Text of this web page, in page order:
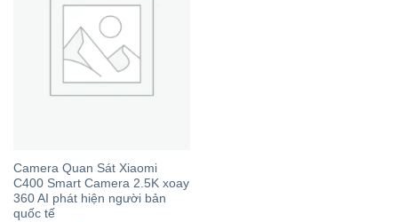
Camera Quan Sát Xiaomi
C400 Smart Camera 2.5K xoay
360 AI phát hiện người bản
quốc tế